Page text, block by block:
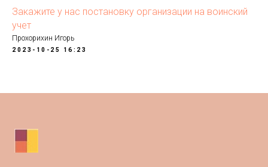
Закажите у нас постановку организации на воинский
учет
Прохорихин Игорь
2023-10-25 16:23